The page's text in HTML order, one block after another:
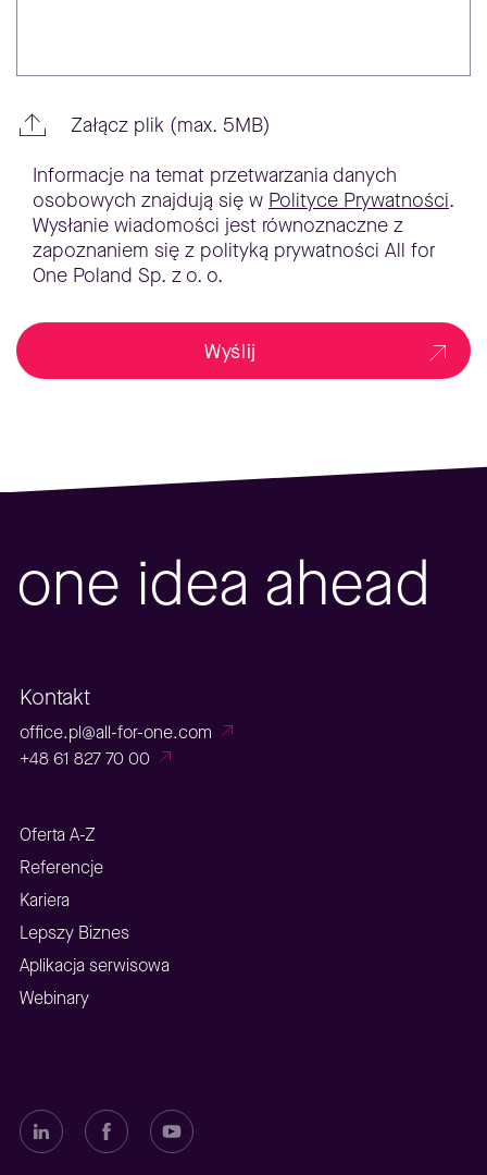
Załącz plik (max. 5MB)
Informacje na temat przetwarzania danych
osobowych znajdują się w Polityce Prywatności.
Wysłanie wiadomości jest równoznaczne z
zapoznaniem się z polityką prywatności All for
One Poland Sp. z o. o.
Wyślij
one idea ahead
Kontakt
office.pl@all-for-one.com
+48 61 827 70 00
Oferta A-Z
Referencje
Kariera
Lepszy Biznes
Aplikacja serwisowa
Webinary